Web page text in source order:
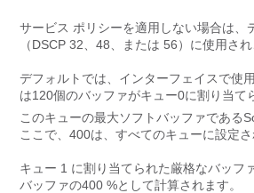
サービス ポリシーを適用しない場合は
（DSCP 32、48、または 56）に使用さ
デフォルトでは、インターフェイスで使
は120個のバッファがキュー0に割り当て
このキューの最大ソフトバッファである
ここで、400は、すべてのキューに設定
キュー 1 に割り当てられた厳格なバッフ
バッファの400 %として計算されます。